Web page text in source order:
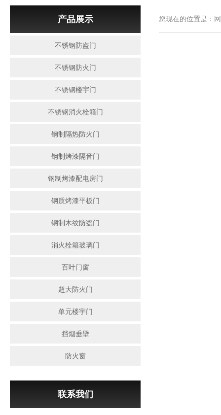
产品展示
不锈钢防盗门
不锈钢防火门
不锈钢楼宇门
不锈钢消火栓箱门
钢制隔热防火门
钢制烤漆隔音门
钢制烤漆配电房门
钢质烤漆平板门
钢制木纹防盗门
消火栓箱玻璃门
百叶门窗
超大防火门
单元楼宇门
挡烟垂壁
防火窗
联系我们
您现在的位置是：